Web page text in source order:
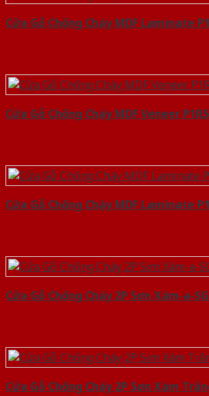
Cửa Gỗ Chống Cháy MDF Laminate
Cửa Gỗ Chống Cháy MDF Veneer
Cửa Gỗ Chống Cháy MDF Laminate
Cửa Gỗ Chống Cháy 2P Sơn Xám-a-
Cửa Gỗ Chống Cháy 2P Sơn Xám